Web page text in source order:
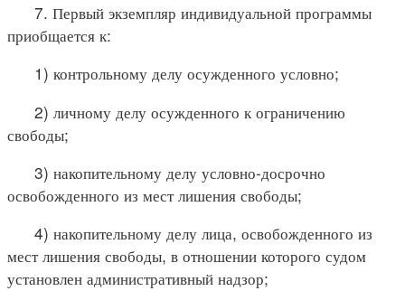
7. Первый экземпляр индивидуальной программы
приобщается к:
1) контрольному делу осужденного условно;
2) личному делу осужденного к ограничению
свободы;
3) накопительному делу условно-досрочно
освобожденного из мест лишения свободы;
4) накопительному делу лица, освобожденного из
мест лишения свободы, в отношении которого судом
установлен административный надзор;